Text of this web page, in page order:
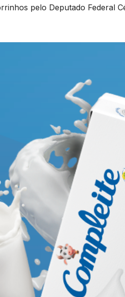
pelo Deputado Federal